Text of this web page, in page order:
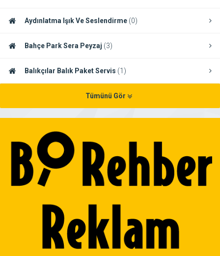
Aydınlatma Işık Ve Seslendirme (0)
Bahçe Park Sera Peyzaj (3)
Balıkçılar Balık Paket Servis (1)
Tümünü Gör